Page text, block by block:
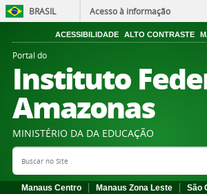
BRASIL Acesso à informação
ACESSIBILIDADE ALTO CONTRASTE
Portal do
Instituto
Amazonas
MINISTÉRIO DA DA EDUCAÇÃO
Search Site
Manaus Centro Manaus Zona Leste
São